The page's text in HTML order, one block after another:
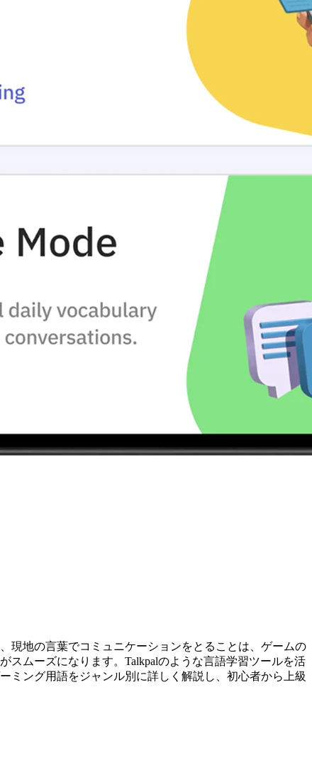
現地の言葉でコミュニケーションをとることは、ゲームの
スムーズになります。Talkpalのような言語学習ツールを活
ミング用語をジャンル別に詳しく解説し、初心者から上級